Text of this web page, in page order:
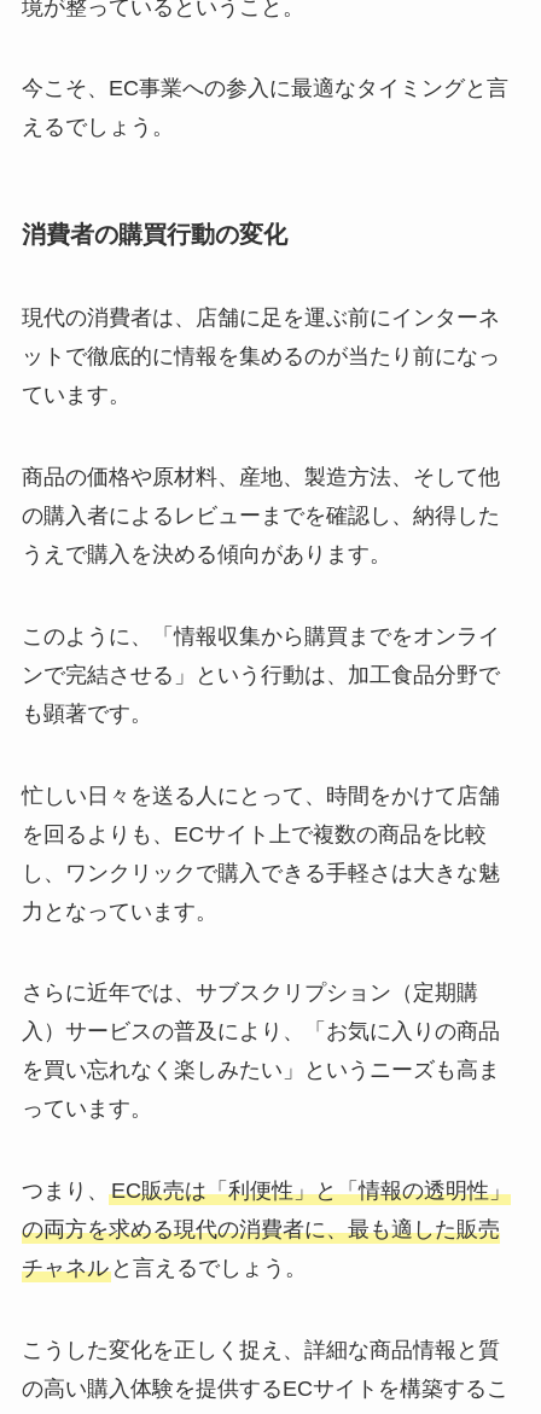
境が整っているということ。
今こそ、EC事業への参入に最適なタイミングと言
えるでしょう。
消費者の購買行動の変化
現代の消費者は、店舗に足を運ぶ前にインターネ
ットで徹底的に情報を集めるのが当たり前になっ
ています。
商品の価格や原材料、産地、製造方法、そして他
の購入者によるレビューまでを確認し、納得した
うえで購入を決める傾向があります。
このように、「情報収集から購買までをオンライ
ンで完結させる」という行動は、加工食品分野で
も顕著です。
忙しい日々を送る人にとって、時間をかけて店舗
を回るよりも、ECサイト上で複数の商品を比較
し、ワンクリックで購入できる手軽さは大きな魅
力となっています。
さらに近年では、サブスクリプション（定期購
入）サービスの普及により、「お気に入りの商品
を買い忘れなく楽しみたい」というニーズも高ま
っています。
つまり、 EC販売は「利便性」と「情報の透明性」
の両方を求める現代の消費者に、最も適した販売
チャネルと言えるでしょう。
こうした変化を正しく捉え、詳細な商品情報と質
の高い購入体験を提供するECサイトを構築するこ